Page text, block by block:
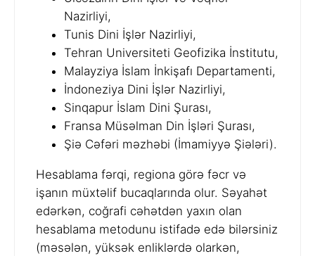
Nazirliyi,
Tunis Dini İşlər Nazirliyi,
Tehran Universiteti Geofizika İnstitutu,
Malayziya İslam İnkişafı Departamenti,
İndoneziya Dini İşlər Nazirliyi,
Sinqapur İslam Dini Şurası,
Fransa Müsəlman Din İşləri Şurası,
Şiə Cəfəri məzhəbi (İmamiyyə Şiələri).
Hesablama fərqi, regiona görə fəcr və
işanın müxtəlif bucaqlarında olur. Səyahət
edərkən, coğrafi cəhətdən yaxın olan
hesablama metodunu istifadə edə bilərsiniz
(məsələn, yüksək enliklərdə olarkən,